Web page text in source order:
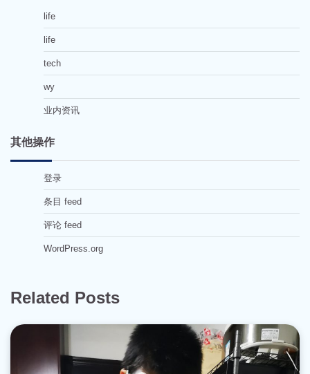
life
life
tech
wy
业内资讯
其他操作
登录
条目 feed
评论 feed
WordPress.org
Related Posts